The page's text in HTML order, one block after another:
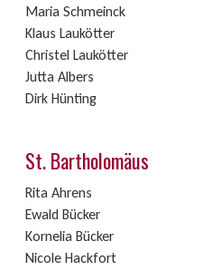
Maria Schmeinck
Klaus Laukötter
Christel Laukötter
Jutta Albers
Dirk Hünting
St. Bartholomäus
Rita Ahrens
Ewald Bücker
Kornelia Bücker
Nicole Hackfort